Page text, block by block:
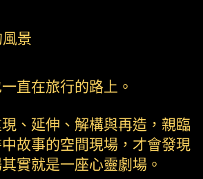
景
直在旅行的路上。
、延伸、解構與再造，親臨
故事的空間現場，才會發現
實就是一座心靈劇場。